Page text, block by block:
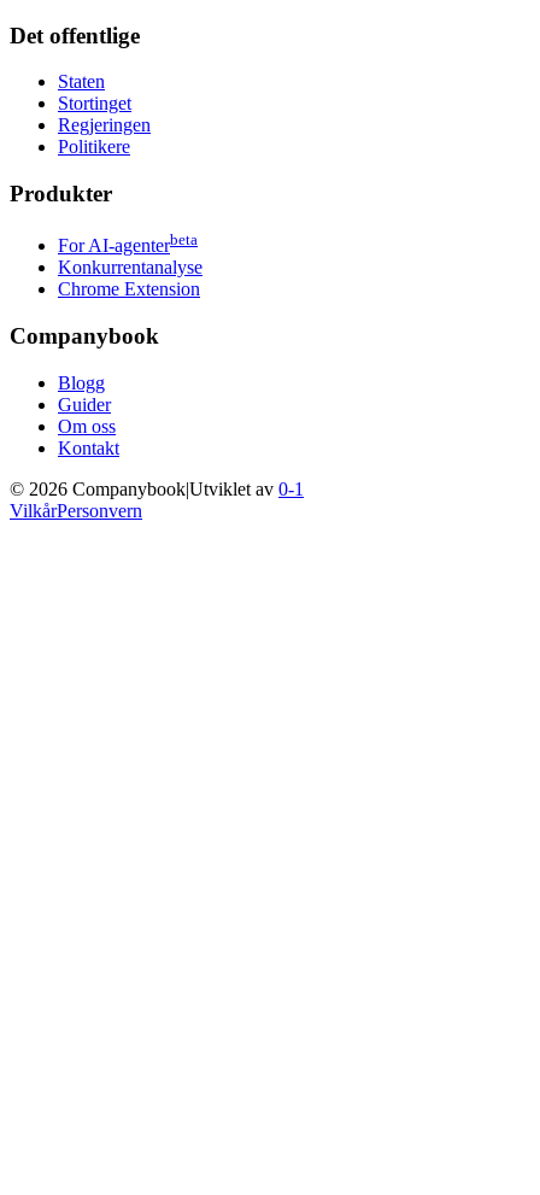
Det offentlige
Staten
Stortinget
Regjeringen
Politikere
Produkter
For AI-agenterbeta
Konkurrentanalyse
Chrome Extension
Companybook
Blogg
Guider
Om oss
Kontakt
© 2026 Companybook|Utviklet av 0-1
VilkårPersonvern